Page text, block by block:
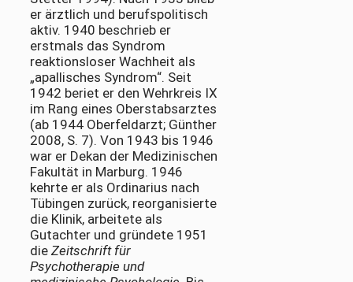
er ärztlich und berufspolitisch
aktiv. 1940 beschrieb er
erstmals das Syndrom
reaktionsloser Wachheit als
„apallisches Syndrom“. Seit
1942 beriet er den Wehrkreis IX
im Rang eines Oberstabsarztes
(ab 1944 Oberfeldarzt; Günther
2008, S. 7). Von 1943 bis 1946
war er Dekan der Medizinischen
Fakultät in Marburg. 1946
kehrte er als Ordinarius nach
Tübingen zurück, reorganisierte
die Klinik, arbeitete als
Gutachter und gründete 1951
die Zeitschrift für
Psychotherapie und